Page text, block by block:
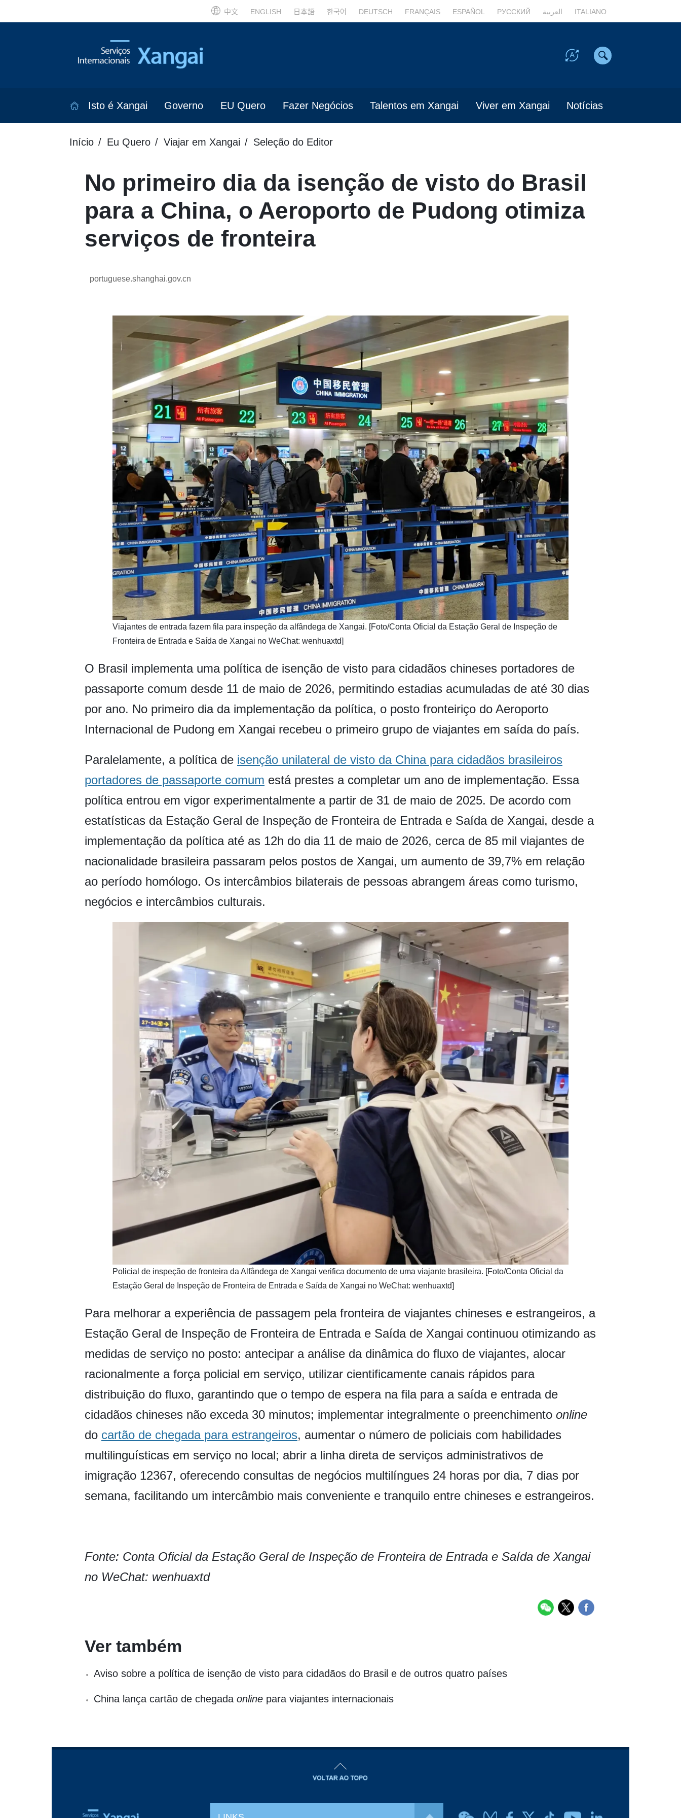
中文 ENGLISH 日本語 한국어 DEUTSCH FRANÇAIS ESPAÑOL РУССКИЙ العربية ITALIANO
Isto é Xangai Governo EU Quero Fazer Negócios Talentos em Xangai Viver em Xangai Notícias
Início Eu Quero Viajar em Xangai Seleção do Editor
No primeiro dia da isenção de visto do Brasil
para a China, o Aeroporto de Pudong otimiza
serviços de fronteira
portuguese.shanghai.gov.cn
Viajantes de entrada fazem fila para inspeção da alfândega de Xangai. [Foto/Conta Oficial da Estação Geral de Inspeção de
Fronteira de Entrada e Saída de Xangai no WeChat: wenhuaxtd]
O Brasil implementa uma política de isenção de visto para cidadãos chineses portadores de
passaporte comum desde 11 de maio de 2026, permitindo estadias acumuladas de até 30 dias
por ano. No primeiro dia da implementação da política, o posto fronteiriço do Aeroporto
Internacional de Pudong em Xangai recebeu o primeiro grupo de viajantes em saída do país.
Paralelamente, a política de isenção unilateral de visto da China para cidadãos brasileiros
portadores de passaporte comum está prestes a completar um ano de implementação. Essa
política entrou em vigor experimentalmente a partir de 31 de maio de 2025. De acordo com
estatísticas da Estação Geral de Inspeção de Fronteira de Entrada e Saída de Xangai, desde a
implementação da política até as 12h do dia 11 de maio de 2026, cerca de 85 mil viajantes de
nacionalidade brasileira passaram pelos postos de Xangai, um aumento de 39,7% em relação
ao período homólogo. Os intercâmbios bilaterais de pessoas abrangem áreas como turismo,
negócios e intercâmbios culturais.
​Policial de inspeção de fronteira da Alfândega de Xangai verifica documento de uma viajante brasileira. [Foto/Conta Oficial da
Estação Geral de Inspeção de Fronteira de Entrada e Saída de Xangai no WeChat: wenhuaxtd]
Para melhorar a experiência de passagem pela fronteira de viajantes chineses e estrangeiros, a
Estação Geral de Inspeção de Fronteira de Entrada e Saída de Xangai continuou otimizando as
medidas de serviço no posto: antecipar a análise da dinâmica do fluxo de viajantes, alocar
racionalmente a força policial em serviço, utilizar cientificamente canais rápidos para
distribuição do fluxo, garantindo que o tempo de espera na fila para a saída e entrada de
cidadãos chineses não exceda 30 minutos; implementar integralmente o preenchimento online
do cartão de chegada para estrangeiros, aumentar o número de policiais com habilidades
multilinguísticas em serviço no local; abrir a linha direta de serviços administrativos de
imigração 12367, oferecendo consultas de negócios multilíngues 24 horas por dia, 7 dias por
semana, facilitando um intercâmbio mais conveniente e tranquilo entre chineses e estrangeiros.
Fonte: Conta Oficial da Estação Geral de Inspeção de Fronteira de Entrada e Saída de Xangai
no WeChat: wenhuaxtd
Ver também
Aviso sobre a política de isenção de visto para cidadãos do Brasil e de outros quatro países
China lança cartão de chegada online para viajantes internacionais